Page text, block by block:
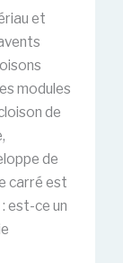
et
modules
de
de
carré est
est-ce un